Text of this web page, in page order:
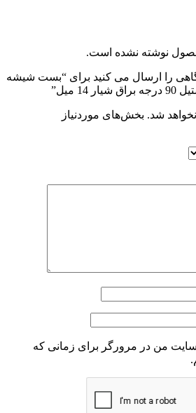
نوشته نشده است.
را ارسال می کنید برای “بست شیشه
میل”
شد. بخش‌های موردنیاز
من در مرورگر برای زمانی که